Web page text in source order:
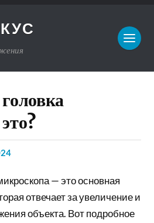
— это основная
отвечает за увеличение и
объекта. Вот подробное